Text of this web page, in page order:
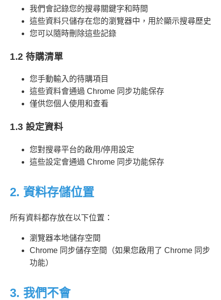
我們會記錄您的搜尋關鍵字和時間
這些資料只儲存在您的瀏覽器中，用於顯示搜尋歷史
您可以隨時刪除這些記錄
1.2 待購清單
您手動輸入的待購項目
這些資料會通過 Chrome 同步功能保存
僅供您個人使用和查看
1.3 設定資料
您對搜尋平台的啟用/停用設定
這些設定會通過 Chrome 同步功能保存
2. 資料存儲位置
所有資料都存放在以下位置：
瀏覽器本地儲存空間
Chrome 同步儲存空間（如果您啟用了 Chrome 同步
功能）
3. 我們不會